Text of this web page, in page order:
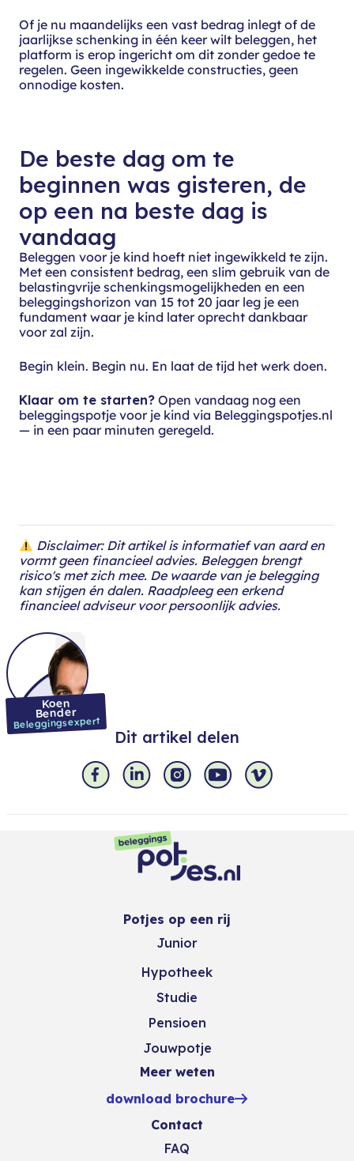
Of je nu maandelijks een vast bedrag inlegt of de
jaarlijkse schenking in één keer wilt beleggen, het
platform is erop ingericht om dit zonder gedoe te
regelen. Geen ingewikkelde constructies, geen
onnodige kosten.
De beste dag om te
beginnen was gisteren, de
op een na beste dag is
vandaag
Beleggen voor je kind hoeft niet ingewikkeld te zijn.
Met een consistent bedrag, een slim gebruik van de
belastingvrije schenkingsmogelijkheden en een
beleggingshorizon van 15 tot 20 jaar leg je een
fundament waar je kind later oprecht dankbaar
voor zal zijn.
Begin klein. Begin nu. En laat de tijd het werk doen.
Klaar om te starten? Open vandaag nog een
beleggingspotje voor je kind via Beleggingspotjes.nl
— in een paar minuten geregeld.
Disclaimer: Dit artikel is informatief van aard en
vormt geen financieel advies. Beleggen brengt
risico's met zich mee. De waarde van je belegging
kan stijgen én dalen. Raadpleeg een erkend
financieel adviseur voor persoonlijk advies.
Koen
Bender
Beleggingsexpert
Dit artikel delen
Potjes op een rij
Junior
Hypotheek
Studie
Pensioen
Jouwpotje
Meer weten
download brochure
Contact
FAQ